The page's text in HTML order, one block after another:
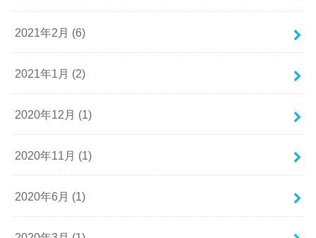
2021年2月 (6)
2021年1月 (2)
2020年12月 (1)
2020年11月 (1)
2020年6月 (1)